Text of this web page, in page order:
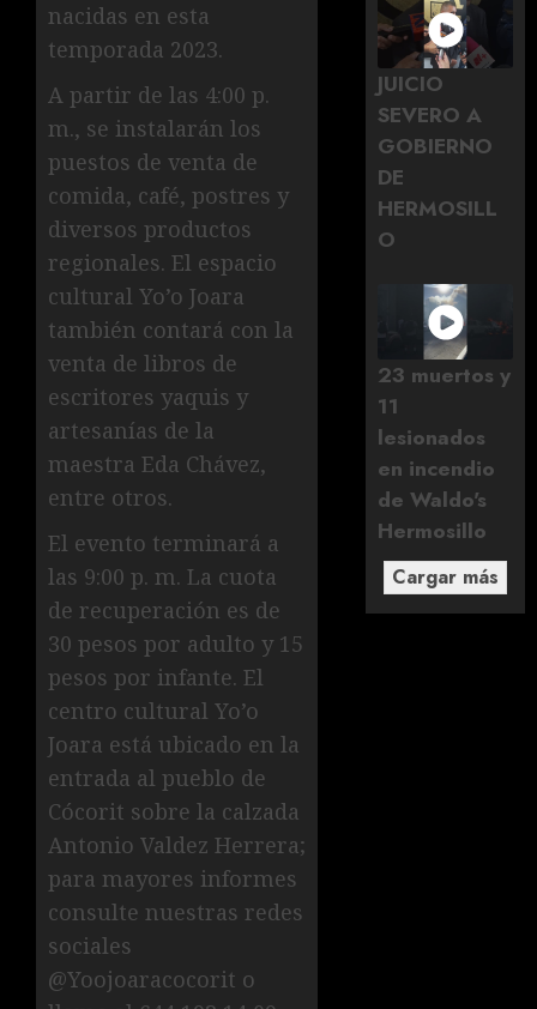
nacidas en esta
temporada 2023.
A partir de las 4:00 p.
m., se instalarán los
puestos de venta de
comida, café, postres y
diversos productos
regionales. El espacio
cultural Yo’o Joara
también contará con la
venta de libros de
escritores yaquis y
artesanías de la
maestra Eda Chávez,
entre otros.
El evento terminará a
las 9:00 p. m. La cuota
de recuperación es de
30 pesos por adulto y 15
pesos por infante. El
centro cultural Yo’o
Joara está ubicado en la
entrada al pueblo de
Cócorit sobre la calzada
Antonio Valdez Herrera;
para mayores informes
consulte nuestras redes
sociales
@Yoojoaracocorit o
JUICIO
SEVERO A
GOBIERNO
DE
HERMOSILL
O
23 muertos y
11
lesionados
en incendio
de Waldo's
Hermosillo
Cargar más